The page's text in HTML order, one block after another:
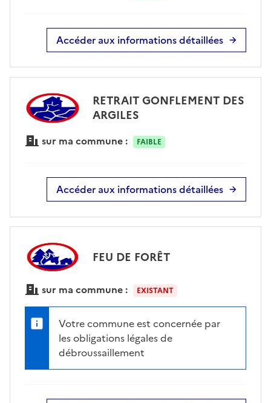
Accéder aux informations détaillées
RETRAIT GONFLEMENT DES
ARGILES
sur ma commune : FAIBLE
Accéder aux informations détaillées
FEU DE FORÊT
sur ma commune : EXISTANT
Votre commune est concernée par
les obligations légales de
débroussaillement